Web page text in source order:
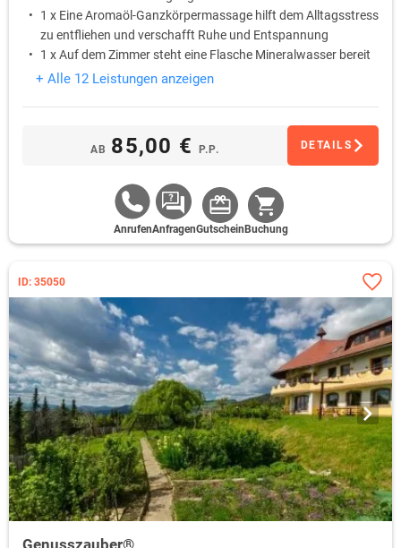
1 x Eine Aromaöl-Ganzkörpermassage hilft dem Alltagsstress
zu entfliehen und verschafft Ruhe und Entspannung
1 x Auf dem Zimmer steht eine Flasche Mineralwasser bereit
1 x Ein süßes Betthupferl wartet auf dem Kopfkissen
+ Alle 12 Leistungen anzeigen
AB 85,00 € P.P. DETAILS
AnrufenAnfragenGutschein Buchung
ID: 35050